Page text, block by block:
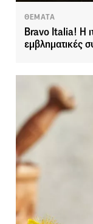
ΘΕΜΑΤΑ
Bravo Italia! Η
εμβληματικές